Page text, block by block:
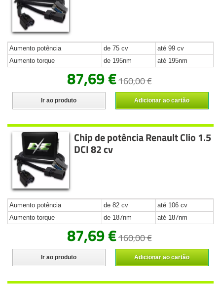
Aumento potência de 75 cv
até 99 cv
Aumento torque
de 195nm até 195nm
87,69 €160,00 €
Ir ao produto Adicionar ao cartão
Chip de potência Renault Clio 1.5
DCI 82 cv
Aumento potência de 82 cv
até 106 cv
Aumento torque
de 187nm até 187nm
87,69 €160,00 €
Ir ao produto Adicionar ao cartão